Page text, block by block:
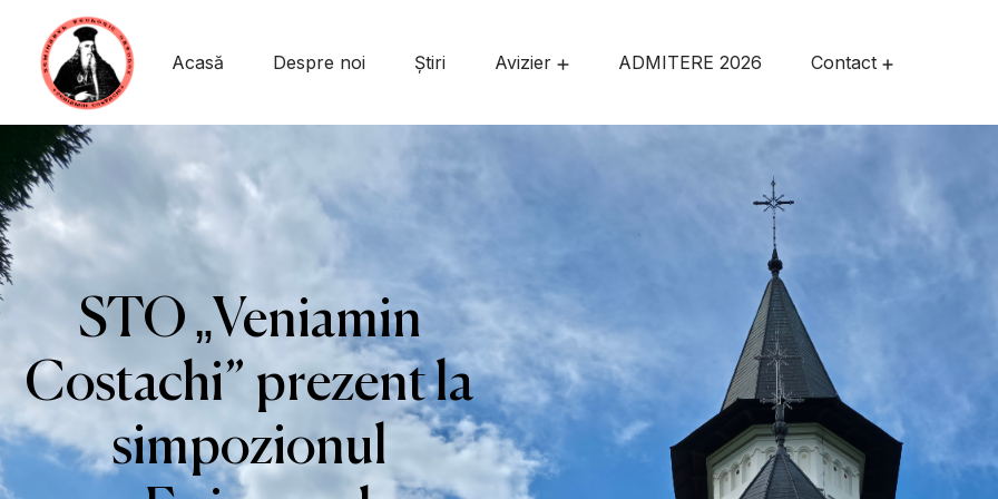
conținut
Acasă Despre noi Știri Avizier ADMITERE 2026 Contact
STO „Veniamin
Costachi” prezent la
simpozionul